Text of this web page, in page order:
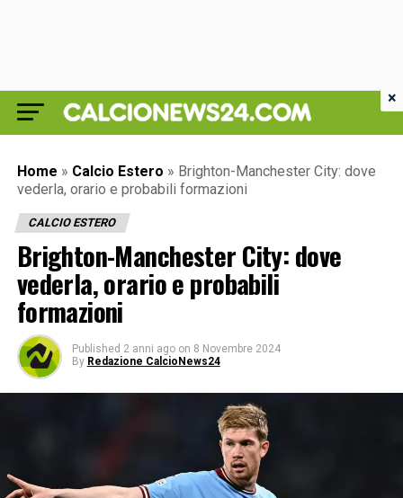
Home » Calcio Estero » Brighton-Manchester City: dove
vederla, orario e probabili formazioni
CALCIO ESTERO
Brighton-Manchester City: dove
vederla, orario e probabili
formazioni
Published 2 anni ago on 8 Novembre 2024
By Redazione CalcioNews24
×